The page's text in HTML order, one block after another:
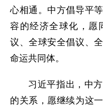
心相通。中方倡导平
容的经济全球化，愿
议、全球安全倡议、
命运共同体。
习近平指出，中
的关系，愿继续为这